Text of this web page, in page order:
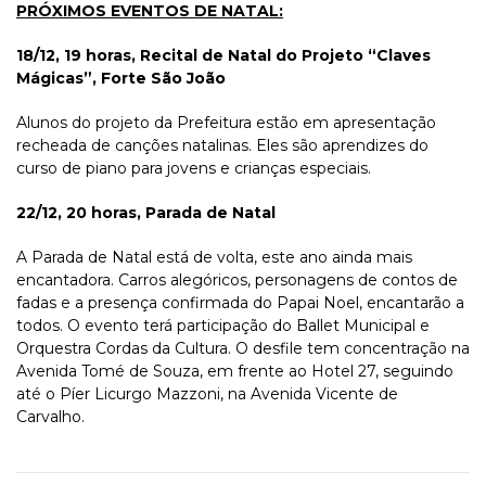
PRÓXIMOS EVENTOS DE NATAL:
18/12, 19 horas, Recital de Natal do Projeto “Claves
Mágicas”, Forte São João
Alunos do projeto da Prefeitura estão em apresentação
recheada de canções natalinas. Eles são aprendizes do
curso de piano para jovens e crianças especiais.
22/12, 20 horas, Parada de Natal
A Parada de Natal está de volta, este ano ainda mais
encantadora. Carros alegóricos, personagens de contos de
fadas e a presença confirmada do Papai Noel, encantarão a
todos. O evento terá participação do Ballet Municipal e
Orquestra Cordas da Cultura. O desfile tem concentração na
Avenida Tomé de Souza, em frente ao Hotel 27, seguindo
até o Píer Licurgo Mazzoni, na Avenida Vicente de
Carvalho.